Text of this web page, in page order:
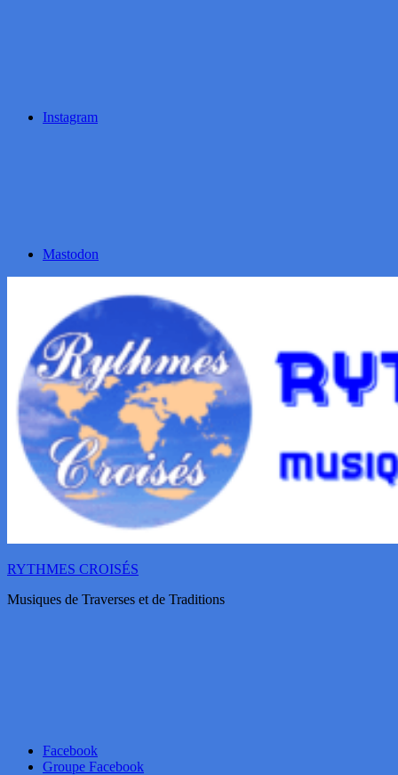
Instagram
Mastodon
RYTHMES CROISÉS
Musiques de Traverses et de Traditions
Facebook
Groupe Facebook